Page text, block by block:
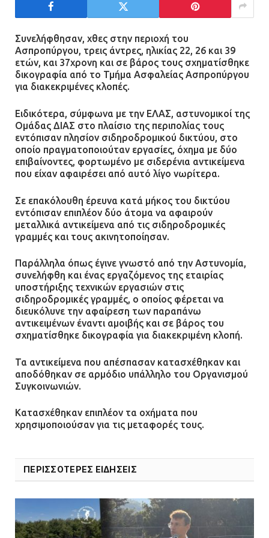
αστυνομικοί για τους
πυροβολισμούς κατά του 20χρονου
με αναπηρία
11.07.2026 | 22:59
Ένα πουλί «υπεύθυνο» για την
πρωινή διακοπή ρεύματος στη
Μάνδρα
09.07.2026 | 11:12
Φωτιά σε επιχείρηση στον
Ασπρόπυργο – Ήχησε το 112
09.07.2026 | 09:19
Δίωξη για απόπειρα
ανθρωποκτονίας στους δύο
αστυνομικούς
08.07.2026 | 22:30
Α.Τ. Ομονοίας: Ο Εισαγγελέας
πρότεινε την αθώωση των
08.07.2026 | 16:24
για μηχάνημα καρδιολογικών
08.07.2026 | 15:02
ΔΗΜΟΣ ΜΑΝΔΡΑΣ ΕΙΔΥΛΛΙΑΣ: Δύο
Συνελήφθησαν, χθες στην περιοχή του
Ασπροπύργου, τρεις άντρες, ηλικίας 22, 26 και 39
ετών, και 37χρονη και σε βάρος τους σχηματίσθηκε
δικογραφία από το Τμήμα Ασφαλείας Ασπροπύργου
για διακεκριμένες κλοπές.
Ειδικότερα, σύμφωνα με την ΕΛΑΣ, αστυνομικοί της
Ομάδας ΔΙΑΣ στο πλαίσιο της περιπολίας τους
εντόπισαν πλησίον σιδηροδρομικού δικτύου, στο
οποίο πραγματοποιούταν εργασίες, όχημα με δύο
επιβαίνοντες, φορτωμένο με σιδερένια αντικείμενα
που είχαν αφαιρέσει από αυτό λίγο νωρίτερα.
Σε επακόλουθη έρευνα κατά μήκος του δικτύου
εντόπισαν επιπλέον δύο άτομα να αφαιρούν
μεταλλικά αντικείμενα από τις σιδηροδρομικές
γραμμές και τους ακινητοποίησαν.
Παράλληλα όπως έγινε γνωστό από την Αστυνομία,
συνελήφθη και ένας εργαζόμενος της εταιρίας
υποστήριξης τεχνικών εργασιών στις
σιδηροδρομικές γραμμές, ο οποίος φέρεται να
διευκόλυνε την αφαίρεση των παραπάνω
αντικειμένων έναντι αμοιβής και σε βάρος του
σχηματίσθηκε δικογραφία για διακεκριμένη κλοπή.
Τα αντικείμενα που απέσπασαν κατασχέθηκαν και
αποδόθηκαν σε αρμόδιο υπάλληλο του Οργανισμού
Συγκοινωνιών.
Κατασχέθηκαν επιπλέον τα οχήματα που
χρησιμοποιούσαν για τις μεταφορές τους.
ΠΕΡΙΣΣΟΤΕΡΕΣ ΕΙΔΗΣΕΙΣ